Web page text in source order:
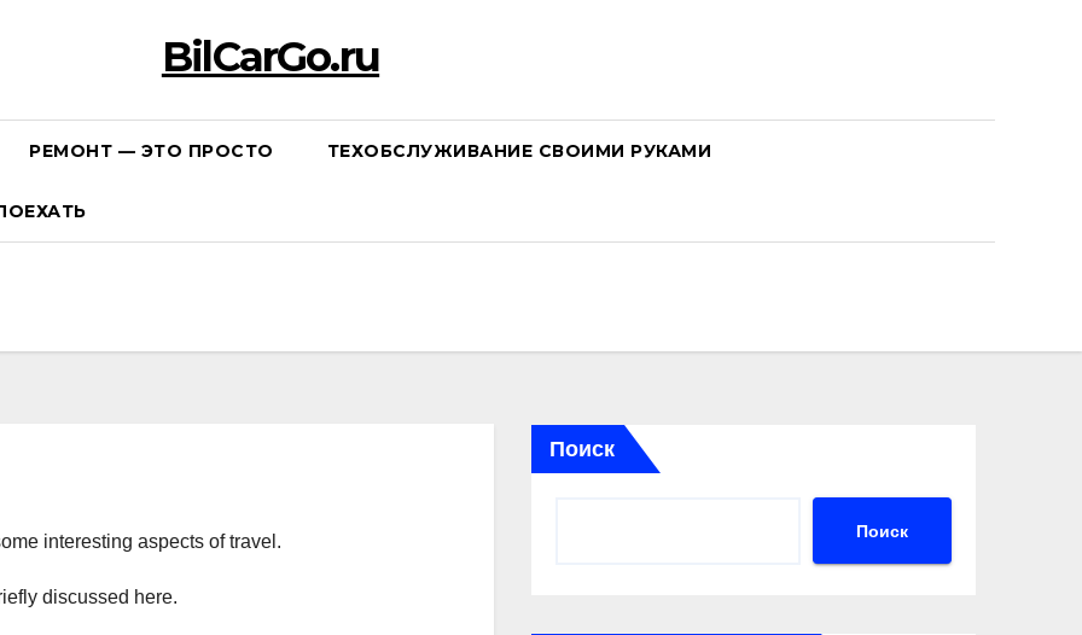
BilCarGo.ru
РЕМОНТ — ЭТО ПРОСТО ТЕХОБСЛУЖИВАНИЕ СВОИМИ РУКАМИ
interesting aspects of travel.
discussed here.
Поиск
Поиск